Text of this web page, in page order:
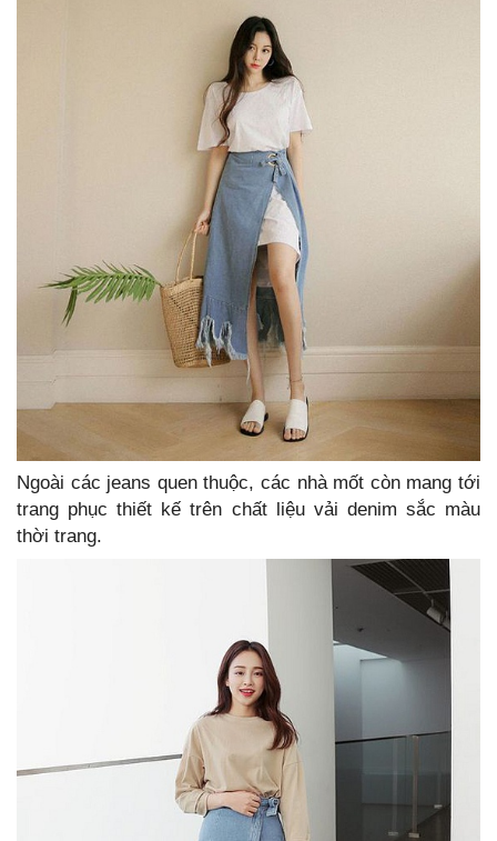
Ngoài các jeans quen thuộc, các nhà mốt còn mang tới
trang phục thiết kế trên chất liệu vải denim sắc màu
thời trang.